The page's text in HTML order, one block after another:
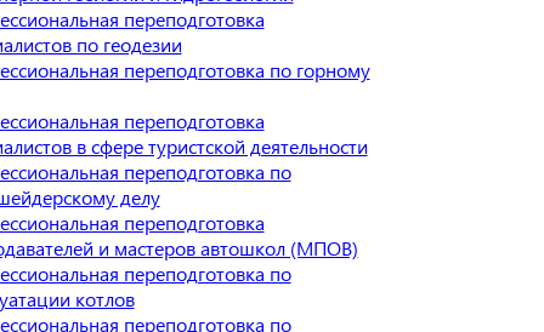
переподготовка
по геодезии
переподготовка по горному
переподготовка
в сфере туристской деятельности
переподготовка по
делу
переподготовка
и мастеров автошкол (МПОВ)
переподготовка по
котлов
переподготовка по